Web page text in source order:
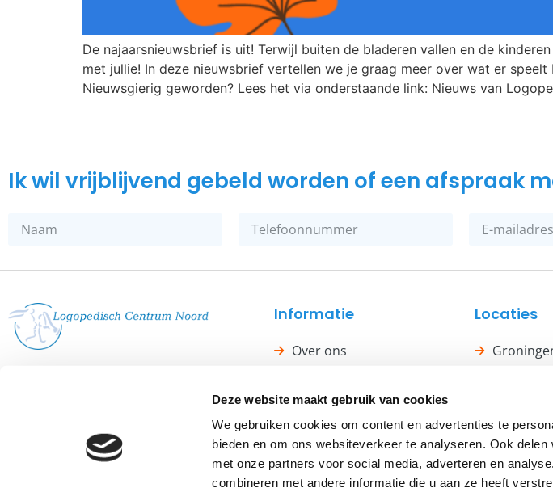
Deze website maakt gebruik van cookies
We gebruiken cookies om content en advertenties te
bieden en om ons websiteverkeer te analyseren. Ook
met onze partners voor social media, adverteren en
combineren met andere informatie die u aan ze heeft
De najaarsnieuwsbrief is uit! Terwijl buiten de bladeren vallen en de
met jullie! In deze nieuwsbrief vertellen we je graag meer over wat er
Nieuwsgierig geworden? Lees het via onderstaande link: Nieuws van
Ik wil vrijblijvend gebeld worden of een afspraak
Informatie
Over ons
Kwaliteit
Nieuws
Contact
Locaties